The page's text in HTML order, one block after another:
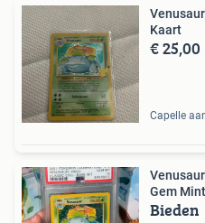
Kaart
€ 25,00
Capelle
Gem Mint
Bieden